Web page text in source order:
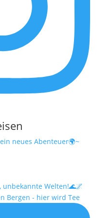
neues Abenteuer🌍~
Welten!🌊🌌
Bergen - hier wird Tee